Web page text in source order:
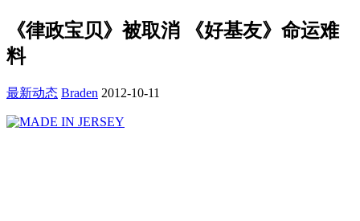
《律政宝贝》被取消 《好基友》命运难
料
最新动态 Braden 2012-10-11